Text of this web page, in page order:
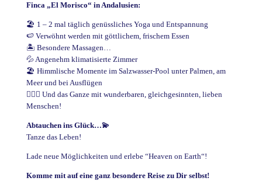
Finca „El Morisco“ in Andalusien:
🏖 1 – 2 mal täglich genüssliches Yoga und Entspannung
🍉 Verwöhnt werden mit göttlichem, frischem Essen
🏝 Besondere Massagen…
💦 Angenehm klimatisierte Zimmer
🏖 Himmlische Momente im Salzwasser-Pool unter Palmen, am
Meer und bei Ausflügen
🧘🏽‍♀️ Und das Ganze mit wunderbaren, gleichgesinnten, lieben
Menschen!
Abtauchen ins Glück…💫
Tanze das Leben!
Lade neue Möglichkeiten und erlebe “Heaven on Earth“!
Komme mit auf eine ganz besondere Reise zu Dir selbst!